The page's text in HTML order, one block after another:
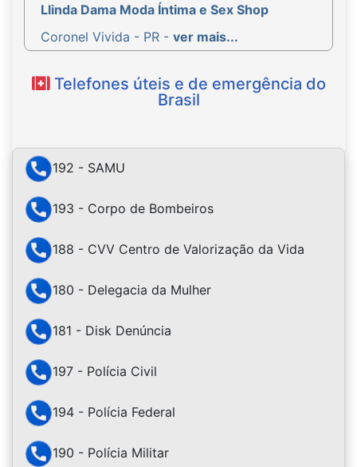
Llinda Dama Moda Íntima e Sex Shop
Coronel Vivida - PR - ver mais...
Telefones úteis e de emergência do
Brasil
192 - SAMU
193 - Corpo de Bombeiros
188 - CVV Centro de Valorização da Vida
180 - Delegacia da Mulher
181 - Disk Denúncia
197 - Polícia Civil
194 - Polícia Federal
190 - Polícia Militar